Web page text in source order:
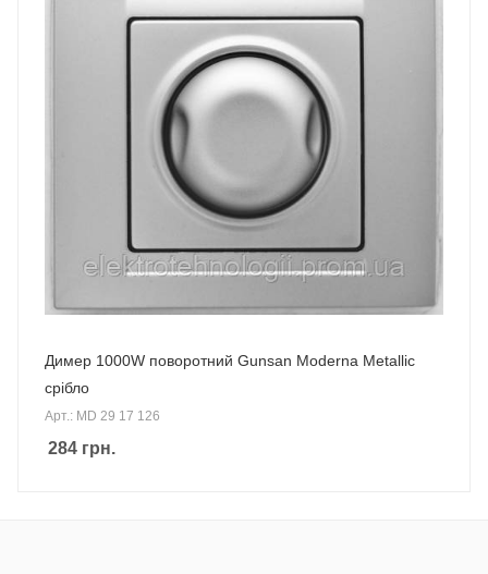
Димер 1000W поворотний Gunsan Moderna Metallic
срібло
Арт.: MD 29 17 126
284 грн.